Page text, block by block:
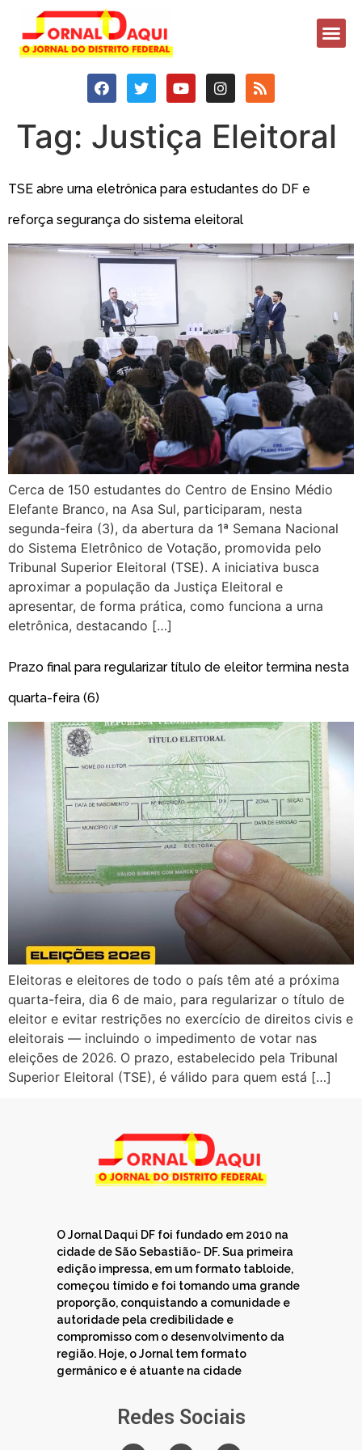
Tag: Justiça Eleitoral
TSE abre urna eletrônica para estudantes do DF e
reforça segurança do sistema eleitoral
Cerca de 150 estudantes do Centro de Ensino Médio
Elefante Branco, na Asa Sul, participaram, nesta
segunda-feira (3), da abertura da 1ª Semana Nacional
do Sistema Eletrônico de Votação, promovida pelo
Tribunal Superior Eleitoral (TSE). A iniciativa busca
aproximar a população da Justiça Eleitoral e
apresentar, de forma prática, como funciona a urna
eletrônica, destacando […]
Prazo final para regularizar título de eleitor termina nesta
quarta-feira (6)
Eleitoras e eleitores de todo o país têm até a próxima
quarta-feira, dia 6 de maio, para regularizar o título de
eleitor e evitar restrições no exercício de direitos civis e
eleitorais — incluindo o impedimento de votar nas
eleições de 2026. O prazo, estabelecido pela Tribunal
Superior Eleitoral (TSE), é válido para quem está […]
O Jornal Daqui DF foi fundado em 2010 na
cidade de São Sebastião- DF. Sua primeira
edição impressa, em um formato tabloide,
começou tímido e foi tomando uma grande
proporção, conquistando a comunidade e
autoridade pela credibilidade e
compromisso com o desenvolvimento da
região. Hoje, o Jornal tem formato
germânico e é atuante na cidade
Redes Sociais